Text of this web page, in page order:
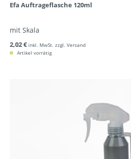
Efa Auftrageflasche 120ml
mit Skala
2,02 € inkl. MwSt. zzgl. Versand
Artikel vorrätig